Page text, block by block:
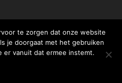
te zorgen dat onze website
je doorgaat met het gebruiken
er vanuit dat ermee instemt.